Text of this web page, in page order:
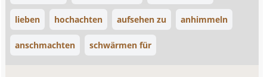
lieben hochachten aufsehen zu anhimmeln
anschmachten schwärmen für